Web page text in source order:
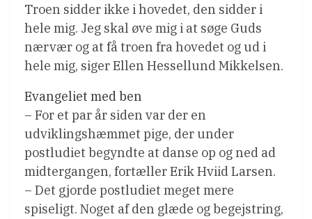
Troen sidder ikke i hovedet, den sidder i
hele mig. Jeg skal øve mig i at søge Guds
nærvær og at få troen fra hovedet og ud i
hele mig, siger Ellen Hessellund Mikkelsen.
Evangeliet med ben
– For et par år siden var der en
udviklingshæmmet pige, der under
postludiet begyndte at danse op og ned ad
midtergangen, fortæller Erik Hviid Larsen.
– Det gjorde postludiet meget mere
spiseligt. Noget af den glæde og begejstring,